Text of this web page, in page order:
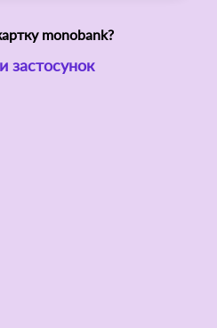
monobank?
застосунок